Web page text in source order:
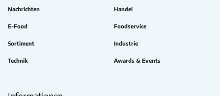
Nachrichten Handel
E-Food Foodservice
Sortiment Industrie
Technik Awards & Events